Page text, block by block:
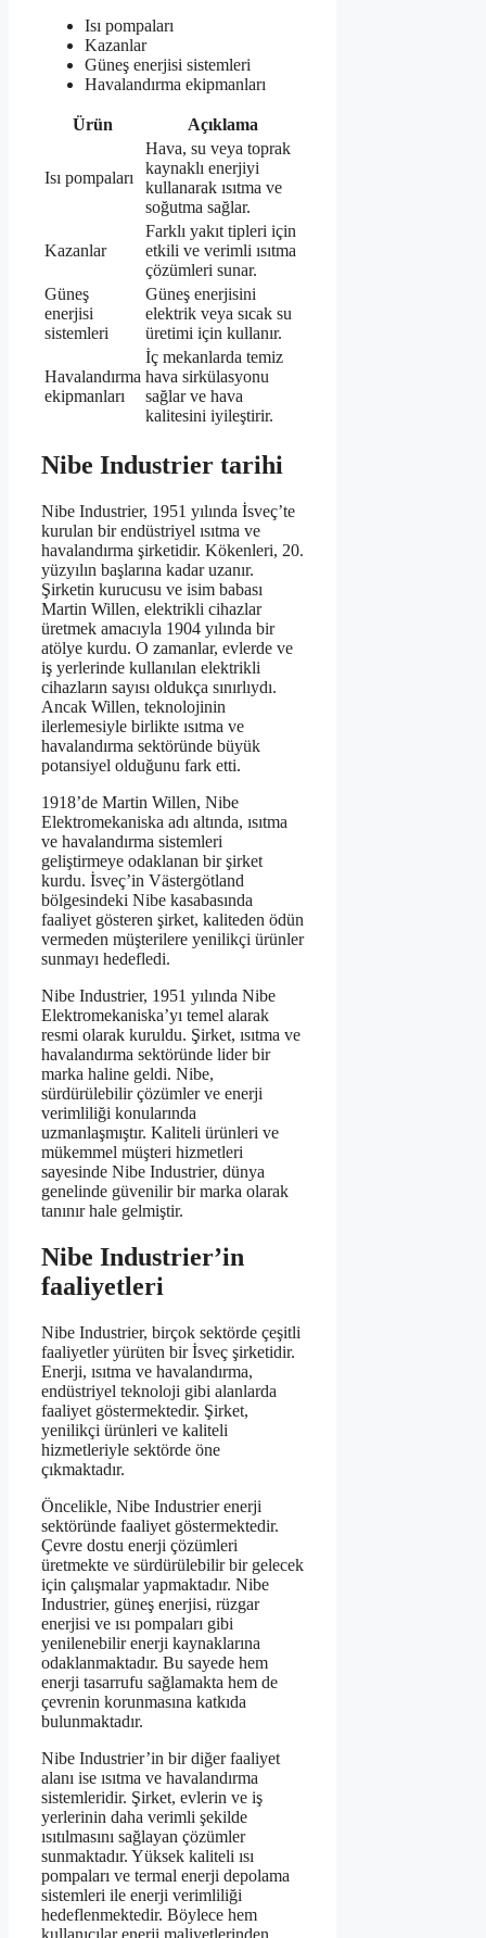
Isı pompaları
Kazanlar
Güneş enerjisi sistemleri
Havalandırma ekipmanları
Ürün Açıklama
Isı pompaları
Hava, su veya toprak
kaynaklı enerjiyi
kullanarak ısıtma ve
soğutma sağlar.
Kazanlar
Farklı yakıt tipleri için
etkili ve verimli ısıtma
çözümleri sunar.
Güneş
enerjisi
sistemleri
Güneş enerjisini
elektrik veya sıcak su
üretimi için kullanır.
Havalandırma
ekipmanları
İç mekanlarda temiz
hava sirkülasyonu
sağlar ve hava
kalitesini iyileştirir.
Nibe Industrier tarihi
Nibe Industrier, 1951 yılında İsveç’te
kurulan bir endüstriyel ısıtma ve
havalandırma şirketidir. Kökenleri, 20.
yüzyılın başlarına kadar uzanır.
Şirketin kurucusu ve isim babası
Martin Willen, elektrikli cihazlar
üretmek amacıyla 1904 yılında bir
atölye kurdu. O zamanlar, evlerde ve
iş yerlerinde kullanılan elektrikli
cihazların sayısı oldukça sınırlıydı.
Ancak Willen, teknolojinin
ilerlemesiyle birlikte ısıtma ve
havalandırma sektöründe büyük
potansiyel olduğunu fark etti.
1918’de Martin Willen, Nibe
Elektromekaniska adı altında, ısıtma
ve havalandırma sistemleri
geliştirmeye odaklanan bir şirket
kurdu. İsveç’in Västergötland
bölgesindeki Nibe kasabasında
faaliyet gösteren şirket, kaliteden ödün
vermeden müşterilere yenilikçi ürünler
sunmayı hedefledi.
Nibe Industrier, 1951 yılında Nibe
Elektromekaniska’yı temel alarak
resmi olarak kuruldu. Şirket, ısıtma ve
havalandırma sektöründe lider bir
marka haline geldi. Nibe,
sürdürülebilir çözümler ve enerji
verimliliği konularında
uzmanlaşmıştır. Kaliteli ürünleri ve
mükemmel müşteri hizmetleri
sayesinde Nibe Industrier, dünya
genelinde güvenilir bir marka olarak
tanınır hale gelmiştir.
Nibe Industrier’in
faaliyetleri
Nibe Industrier, birçok sektörde çeşitli
faaliyetler yürüten bir İsveç şirketidir.
Enerji, ısıtma ve havalandırma,
endüstriyel teknoloji gibi alanlarda
faaliyet göstermektedir. Şirket,
yenilikçi ürünleri ve kaliteli
hizmetleriyle sektörde öne
çıkmaktadır.
Öncelikle, Nibe Industrier enerji
sektöründe faaliyet göstermektedir.
Çevre dostu enerji çözümleri
üretmekte ve sürdürülebilir bir gelecek
için çalışmalar yapmaktadır. Nibe
Industrier, güneş enerjisi, rüzgar
enerjisi ve ısı pompaları gibi
yenilenebilir enerji kaynaklarına
odaklanmaktadır. Bu sayede hem
enerji tasarrufu sağlamakta hem de
çevrenin korunmasına katkıda
bulunmaktadır.
Nibe Industrier’in bir diğer faaliyet
alanı ise ısıtma ve havalandırma
sistemleridir. Şirket, evlerin ve iş
yerlerinin daha verimli şekilde
ısıtılmasını sağlayan çözümler
sunmaktadır. Yüksek kaliteli ısı
pompaları ve termal enerji depolama
sistemleri ile enerji verimliliği
hedeflenmektedir. Böylece hem
kullanıcılar enerji maliyetlerinden